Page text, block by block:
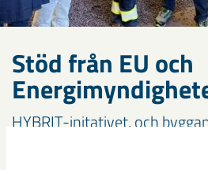
Stöd från EU och
HYBRIT-initativet, och